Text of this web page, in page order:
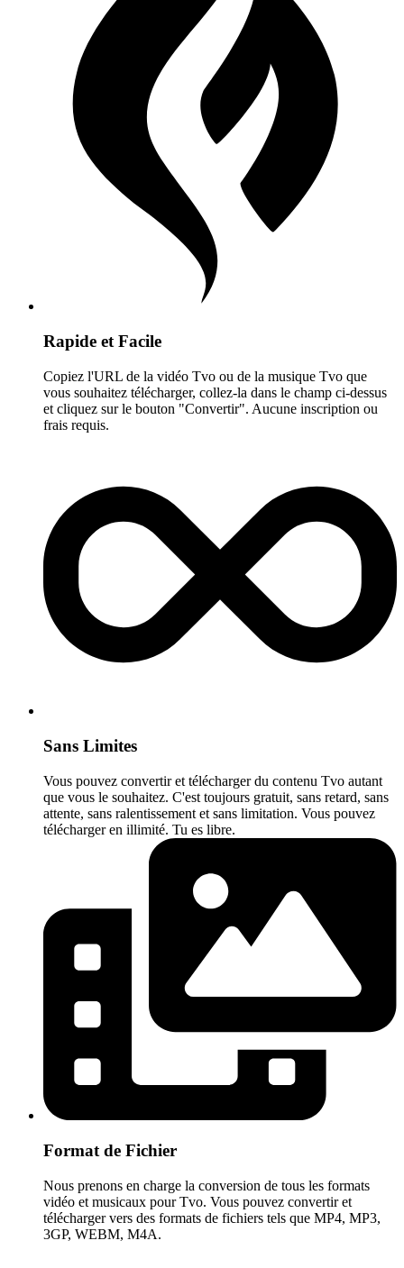
Rapide et Facile
Copiez l'URL de la vidéo Tvo ou de la musique Tvo que
vous souhaitez télécharger, collez-la dans le champ ci-dessus
et cliquez sur le bouton "Convertir". Aucune inscription ou
frais requis.
Sans Limites
Vous pouvez convertir et télécharger du contenu Tvo autant
que vous le souhaitez. C'est toujours gratuit, sans retard, sans
attente, sans ralentissement et sans limitation. Vous pouvez
télécharger en illimité. Tu es libre.
Format de Fichier
Nous prenons en charge la conversion de tous les formats
vidéo et musicaux pour Tvo. Vous pouvez convertir et
télécharger vers des formats de fichiers tels que MP4, MP3,
3GP, WEBM, M4A.